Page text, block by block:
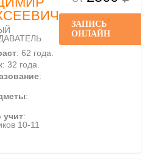
: 62 года.
: 32 года.
:
:
учит:
10-11
ЗАПИСЬ
ОНЛАЙН